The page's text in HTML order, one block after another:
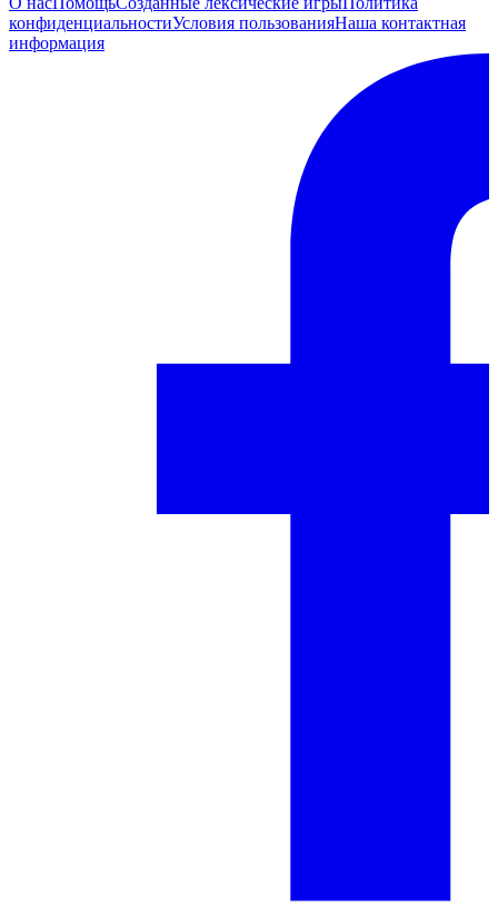
конфиденциальностиУсловия пользованияНаша контактная
информация